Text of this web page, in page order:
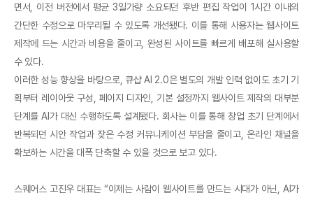
면서, 이전 버전에서 평균 3일가량 소요되던 후반 편집 작업이 1시간 이내의
간단한 수정으로 마무리될 수 있도록 개선됐다. 이를 통해 사용자는 웹사이트
제작에 드는 시간과 비용을 줄이고, 완성된 사이트를 빠르게 배포해 실사용할
수 있다.
이러한 성능 향상을 바탕으로, 큐샵 AI 2.0은 별도의 개발 인력 없이도 초기 기
획부터 레이아웃 구성, 페이지 디자인, 기본 설정까지 웹사이트 제작의 대부분
단계를 AI가 대신 수행하도록 설계됐다. 회사는 이를 통해 창업 초기 단계에서
반복되던 시안 작업과 잦은 수정 커뮤니케이션 부담을 줄이고, 온라인 채널을
확보하는 시간을 대폭 단축할 수 있을 것으로 보고 있다.
스퀘어스 고진우 대표는 “이제는 사람이 웹사이트를 만드는 시대가 아닌, AI가